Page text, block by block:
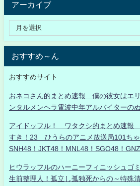
アーカイブ
おすすめ～ん
おすすめサイト
おネコさん的まとめ速報 僕の彼女はエ
ンタルメンヘラ電波中年アルバイターの
アイドッフル！ ワタクシ的まとめ速報
すき！23 ひうらのアニメ放送局101ち
SNH48！JKT48！MNL48！SGO48！
ヒウラッフルのハーニーフィニッシュゴ
生前整理人！孤立し孤独死からの～特殊